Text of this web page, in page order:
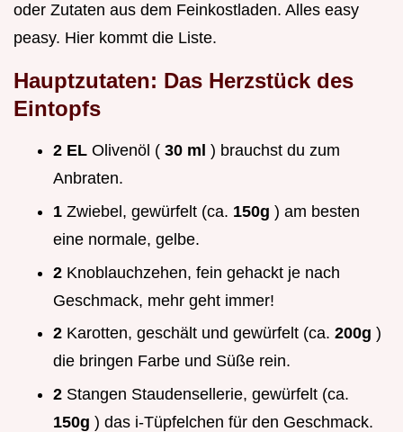
oder Zutaten aus dem Feinkostladen. Alles easy
peasy. Hier kommt die Liste.
Hauptzutaten: Das Herzstück des
Eintopfs
2 EL Olivenöl ( 30 ml ) brauchst du zum
Anbraten.
1 Zwiebel, gewürfelt (ca. 150g ) am besten
eine normale, gelbe.
2 Knoblauchzehen, fein gehackt je nach
Geschmack, mehr geht immer!
2 Karotten, geschält und gewürfelt (ca. 200g )
die bringen Farbe und Süße rein.
2 Stangen Staudensellerie, gewürfelt (ca.
150g ) das i-Tüpfelchen für den Geschmack.